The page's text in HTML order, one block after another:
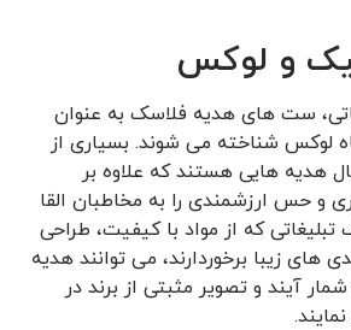
و لوکس
ست های هدیه فلاسک به ‌عنوان
لوکس شناخته می ‌شوند. بسیاری از
هدیه‌ هایی هستند که علاوه بر
و حس ارزشمندی را به مخاطبان القا
که از مواد با کیفیت، طراحی
‌های زیبا برخوردارند، می ‌توانند هدیه
آیند و تصویر مثبتی از برند در